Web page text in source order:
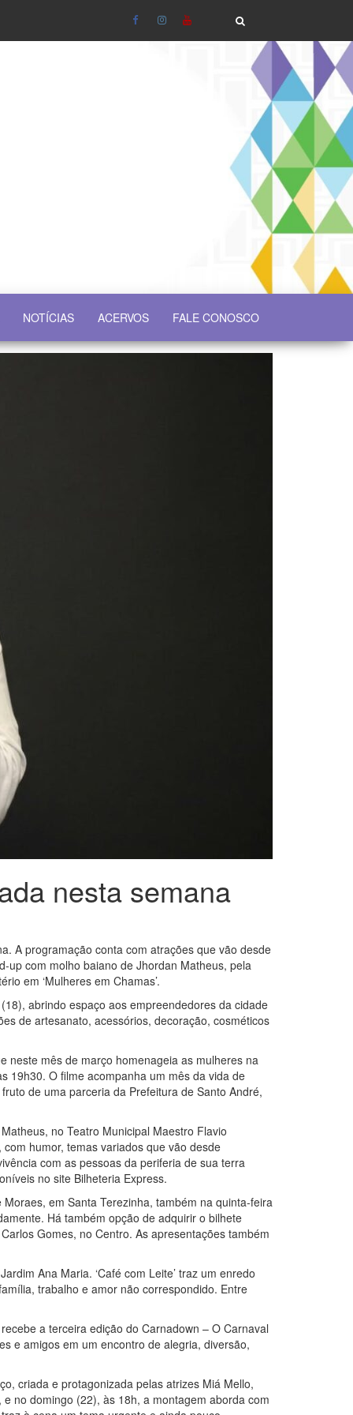
NOTÍCIAS ACERVOS FALE CONOSCO
nesta semana
A programação conta com atrações que vão desde
up com molho baiano de Jhordan Matheus, pela
em ‘Mulheres em Chamas’.
abrindo espaço aos empreendedores da cidade
de artesanato, acessórios, decoração, cosméticos
neste mês de março homenageia as mulheres na
19h30. O filme acompanha um mês da vida de
de uma parceria da Prefeitura de Santo André,
no Teatro Municipal Maestro Flavio
humor, temas variados que vão desde
com as pessoas da periferia de sua terra
no site Bilheteria Express.
em Santa Terezinha, também na quinta-feira
Há também opção de adquirir o bilhete
Gomes, no Centro. As apresentações também
Ana Maria. ‘Café com Leite’ traz um enredo
trabalho e amor não correspondido. Entre
a terceira edição do Carnadown – O Carnaval
e amigos em um encontro de alegria, diversão,
criada e protagonizada pelas atrizes Miá Mello,
no domingo (22), às 18h, a montagem aborda com